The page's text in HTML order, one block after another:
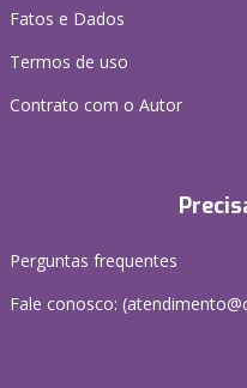
Fatos e Dados
Termos de uso
Contrato com o Autor
Perguntas frequentes
Fale conosco: